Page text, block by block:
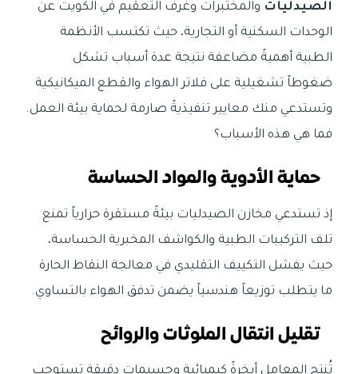
الصيدليات والمختبرات وغرف التعقيم في الكويت عن
الوحدات السكنية أو التجارية، حيث تكتسب الأنظمة
الطبية أهميةً مضاعفة نتيجة عدة أسباب تشكل
ضغوطاً تشغيلية على فلاتر الهواء والقطع الميكانيكية
وتستدعي منك معايير تنفيذيةً صارمة لحماية بيئة العمل.
فما هي هذه الأسباب؟
حماية الأدوية والمواد الحساسة
إذ تستدعي مخازن الصيدليات بيئةً مستقرة حرارياً تمنع
تلف التركيبات الطبية والكواشف المخبرية الحساسة،
حيث يفشل التكييف التقليدي في معالجة النقاط الحارة
ما يتطلب توزيعاً هندسياً يضمن تدفق الهواء بالتساوي.
تقليل انتقال الملوثات والروائح